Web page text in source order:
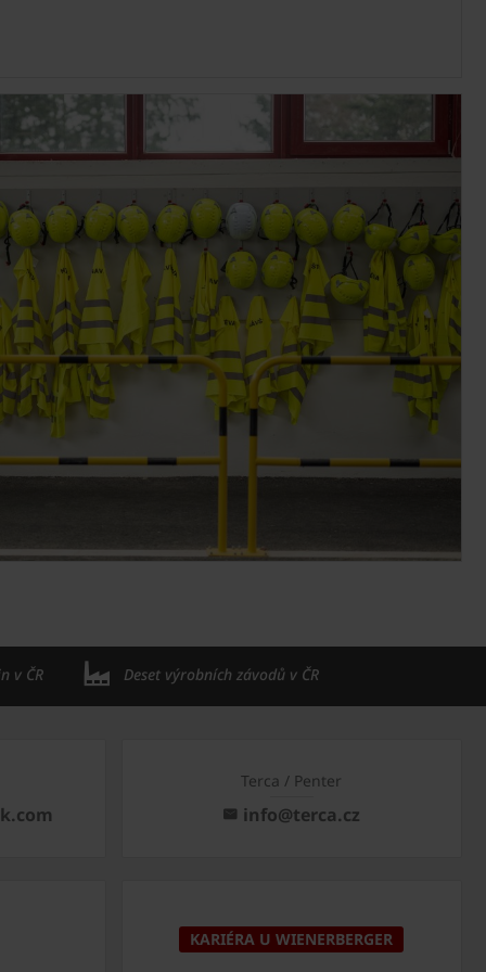
v ČR Deset výrobních závodů v ČR
Terca / Penter
info@terca.cz
KARIÉRA U WIENERBERGER